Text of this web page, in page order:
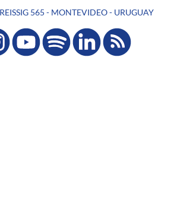
565 - MONTEVIDEO - URUGUAY